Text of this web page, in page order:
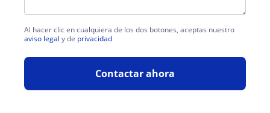
Al hacer clic en cualquiera de los dos botones, aceptas nuestro
aviso legal y de privacidad
Contactar ahora